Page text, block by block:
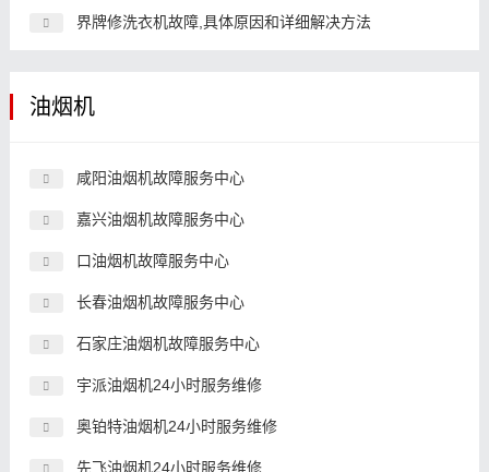
界牌修洗衣机故障,具体原因和详细解决方法
油烟机
咸阳油烟机故障服务中心
嘉兴油烟机故障服务中心
口油烟机故障服务中心
长春油烟机故障服务中心
石家庄油烟机故障服务中心
宇派油烟机24小时服务维修
奥铂特油烟机24小时服务维修
先飞油烟机24小时服务维修